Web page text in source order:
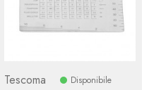
Tescoma Disponibile